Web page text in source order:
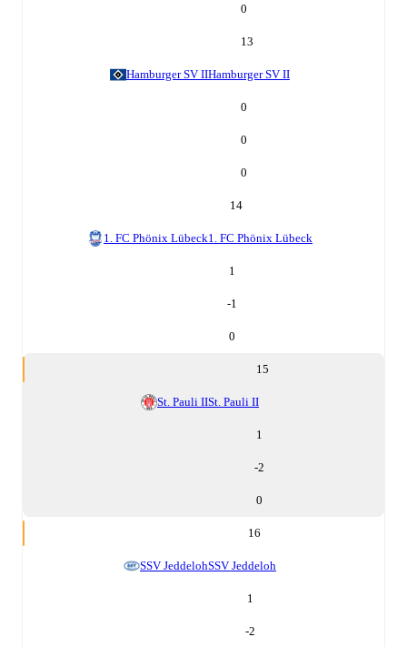
0
13
Hamburger SV IIHamburger SV II
0
0
0
14
1. FC Phönix Lübeck1. FC Phönix Lübeck
1
-1
0
15
St. Pauli IISt. Pauli II
1
-2
0
16
SSV JeddelohSSV Jeddeloh
1
-2